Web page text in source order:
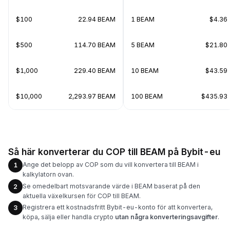
$100 22.94 BEAM
$500 114.70 BEAM
$1,000 229.40 BEAM
$10,000 2,293.97 BEAM
1 BEAM $4.36
5 BEAM $21.80
10 BEAM $43.59
100 BEAM $435.93
Så här konverterar du COP till BEAM på Bybit-eu
1
Ange det belopp av COP som du vill konvertera till BEAM i
kalkylatorn ovan.
2
Se omedelbart motsvarande värde i BEAM baserat på den
aktuella växelkursen för COP till BEAM.
3
Registrera ett kostnadsfritt Bybit-eu-konto för att konvertera,
köpa, sälja eller handla crypto utan några konverteringsavgifter.